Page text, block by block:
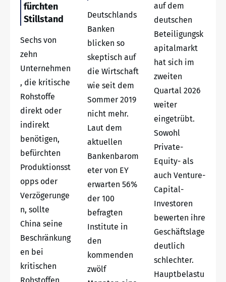
fürchten
Stillstand
Sechs von
zehn
Unternehmen
, die kritische
Rohstoffe
direkt oder
indirekt
benötigen,
befürchten
Produktionsst
opps oder
Verzögerunge
n, sollte
China seine
Beschränkung
en bei
kritischen
Rohstoffen
Deutschlands
Banken
blicken so
skeptisch auf
die Wirtschaft
wie seit dem
Sommer 2019
nicht mehr.
Laut dem
aktuellen
Bankenbarom
eter von EY
erwarten 56%
der 100
befragten
Institute in
den
kommenden
zwölf
auf dem
deutschen
Beteiligungsk
apitalmarkt
hat sich im
zweiten
Quartal 2026
weiter
eingetrübt.
Sowohl
Private-
Equity- als
auch Venture-
Capital-
Investoren
bewerten ihre
Geschäftslage
deutlich
schlechter.
Hauptbelastu